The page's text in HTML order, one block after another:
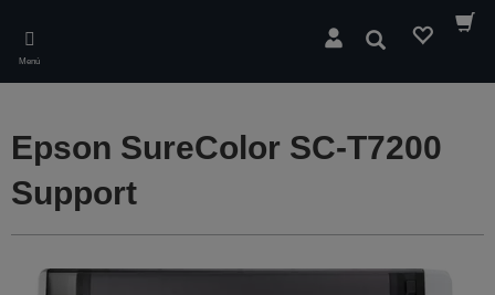
main
content
Menú
Buscar
Epson SureColor SC-T7200
Support